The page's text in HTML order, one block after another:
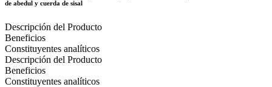
de abedul y cuerda de sisal
Descripción del Producto
Beneficios
Constituyentes analíticos
Descripción del Producto
Beneficios
Constituyentes analíticos